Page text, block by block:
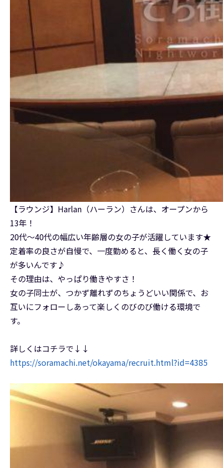
【ラウンジ】Harlan（ハーラン）さんは、オープンから
13年！
20代～40代の幅広い年齢層の女の子が活躍しています★
定着率の良さが自慢で、一度勤めると、長く働く女の子
が多いんです♪
その理由は、やっぱり働きやすさ！
女の子同士が、つかず離れずのちょうどいい関係で、お
互いにフォローしあって楽しくのびのび働ける環境で
す。
詳しくはコチラで↓↓
https://soramachi.net/okayama/recruit.html?id=4385